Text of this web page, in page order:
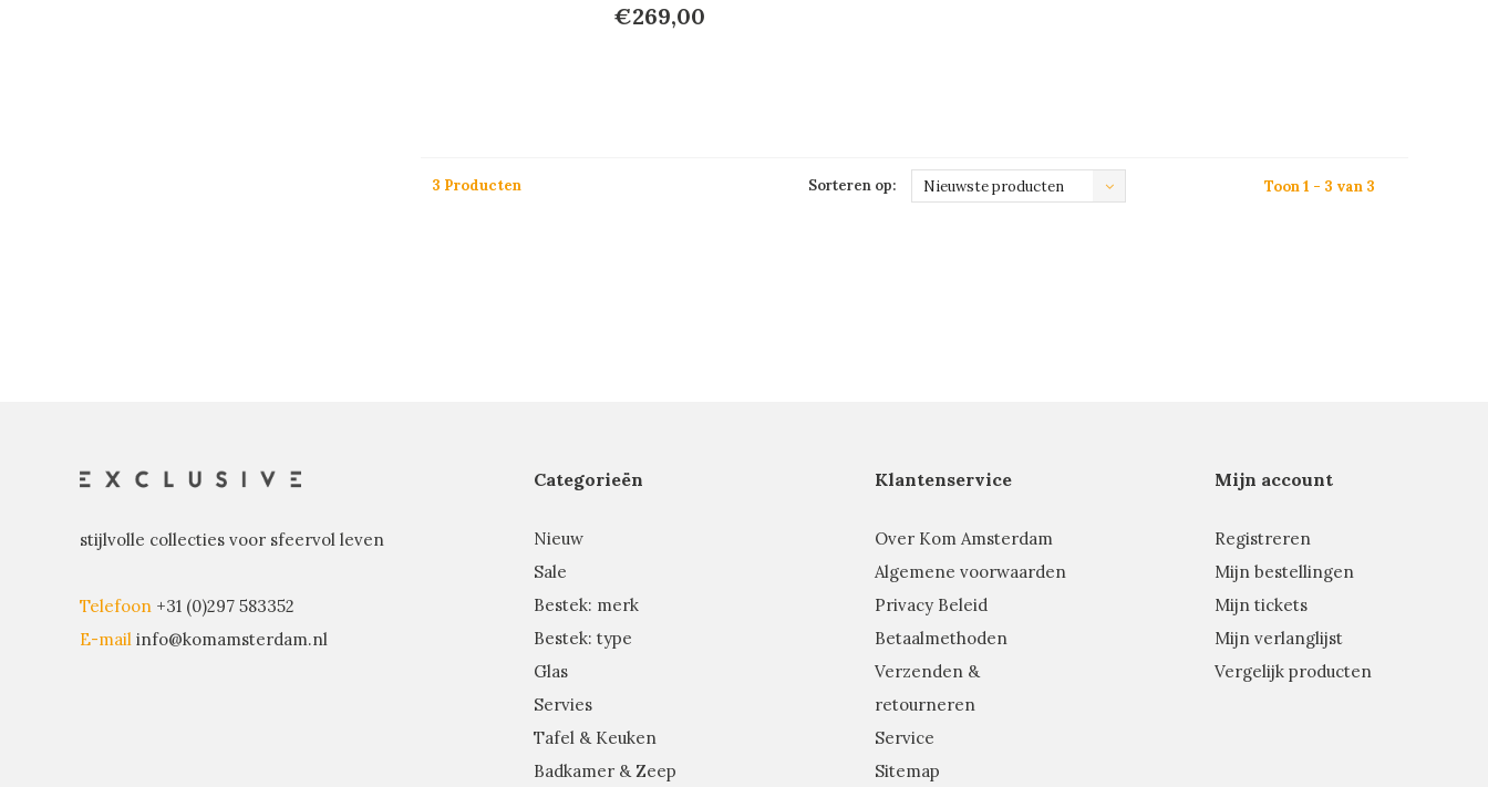
€269,00
3 Producten Sorteren op: Nieuwste producten Toon 1 - 3 van 3
stijlvolle collecties voor sfeervol leven
Telefoon +31 (0)297 583352
E-mail info@komamsterdam.nl
Categorieën
Nieuw
Sale
Bestek: merk
Bestek: type
Glas
Servies
Tafel & Keuken
Badkamer & Zeep
Klantenservice
Over Kom Amsterdam
Algemene voorwaarden
Privacy Beleid
Betaalmethoden
Verzenden &
retourneren
Service
Sitemap
Mijn account
Registreren
Mijn bestellingen
Mijn tickets
Mijn verlanglijst
Vergelijk producten